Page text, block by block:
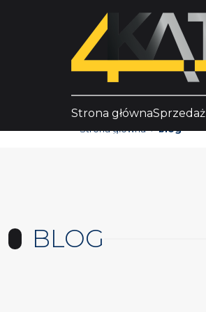
Strona głównaSprzedaż
Strona główna blog
BLOG